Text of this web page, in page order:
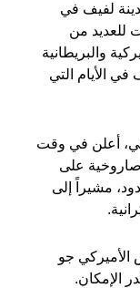
لفيف في
للعديد من
والبريطانية
في الأيام التي
أعلن في وقت
على
مشيراً إلى
الأميركي جو
الإمكان.